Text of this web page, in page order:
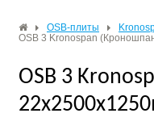
OSB-плиты
OSB 3 Kronospan
OSB 3